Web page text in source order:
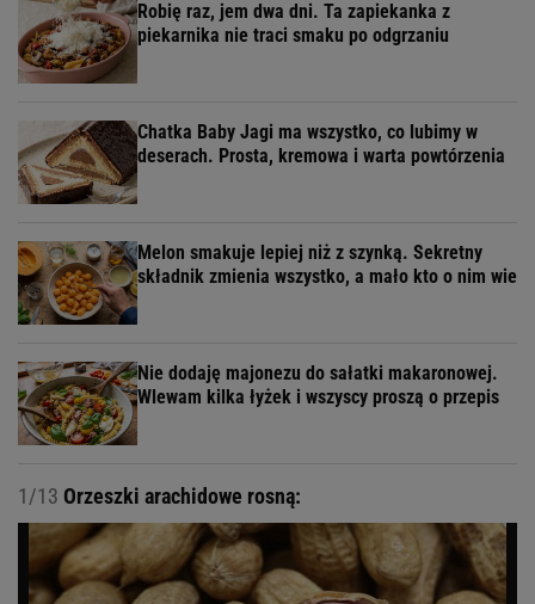
Robię raz, jem dwa dni. Ta zapiekanka z
piekarnika nie traci smaku po odgrzaniu
Chatka Baby Jagi ma wszystko, co lubimy w
deserach. Prosta, kremowa i warta powtórzenia
Melon smakuje lepiej niż z szynką. Sekretny
składnik zmienia wszystko, a mało kto o nim wie
Nie dodaję majonezu do sałatki makaronowej.
Wlewam kilka łyżek i wszyscy proszą o przepis
1/13 Orzeszki arachidowe rosną: